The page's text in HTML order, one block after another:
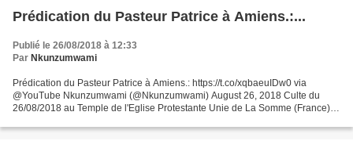
Prédication du Pasteur Patrice à Amiens.:...
Publié le 26/08/2018 à 12:33
Par Nkunzumwami
Prédication du Pasteur Patrice à Amiens.: https://t.co/xqbaeuIDw0 via
@YouTube Nkunzumwami (@Nkunzumwami) August 26, 2018 Culte du
26/08/2018 au Temple de l'Eglise Protestante Unie de La Somme (France) à